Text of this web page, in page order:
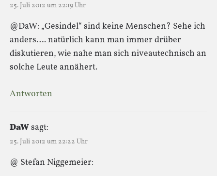
25. Juli 2012 um 22:19 Uhr
@DaW: „Gesindel“ sind keine Menschen? Sehe ich
anders…. natürlich kann man immer drüber
diskutieren, wie nahe man sich niveautechnisch an
solche Leute annähert.
Antworten
DaWsagt:
25. Juli 2012 um 22:22 Uhr
@ Stefan Niggemeier: